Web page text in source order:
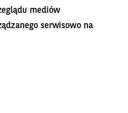
mediów
serwisowo na